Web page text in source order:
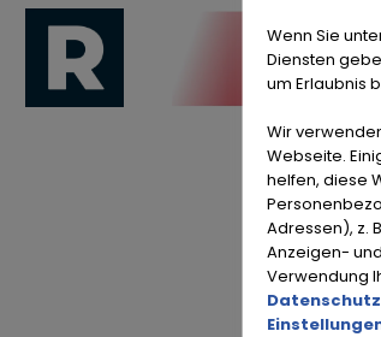
Wenn Sie
Diensten
um Erlaubnis
Wir
Webseite.
helfen, diese
Adressen), z.
Anzeigen-
Verwendung